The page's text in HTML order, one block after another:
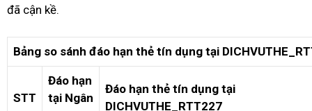
đã cận kề.
Bảng so sánh đáo hạn thẻ tín dụng tại
STT
Đáo hạn
tại Ngân
Đáo hạn thẻ tín dụng tại
DICHVUTHE_RTT227